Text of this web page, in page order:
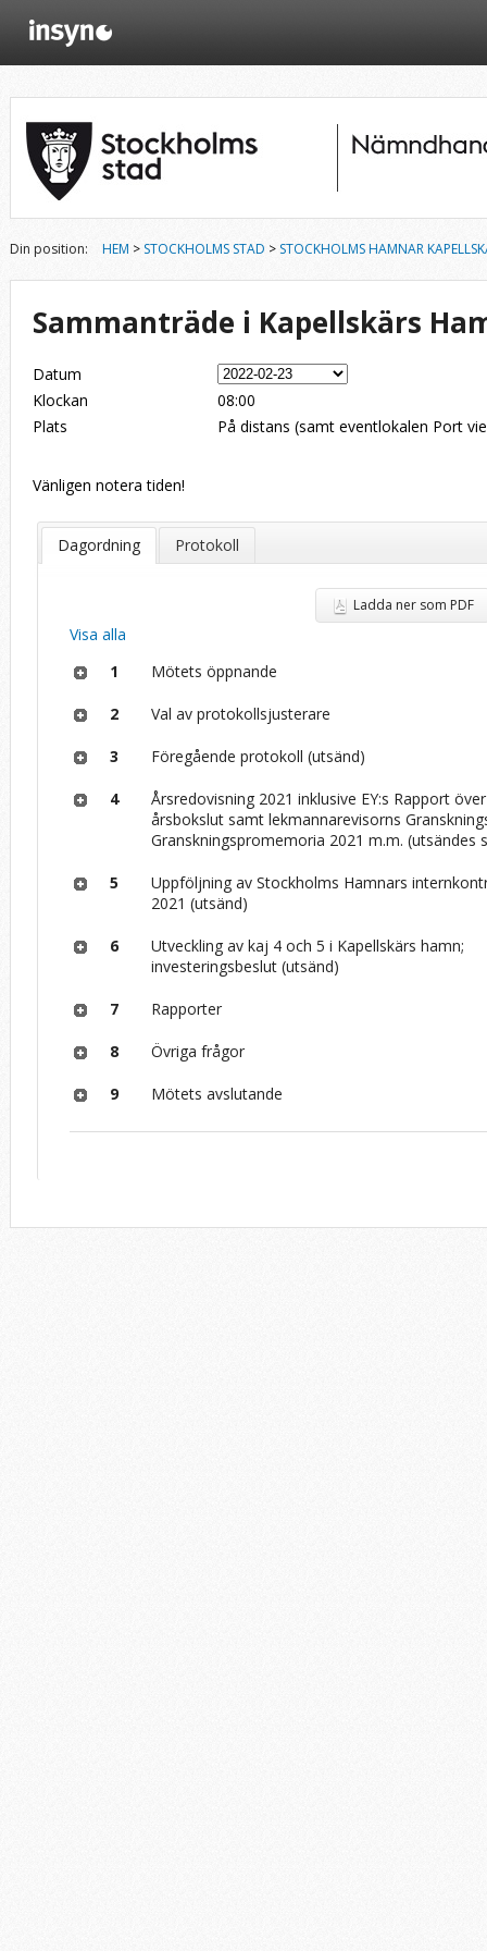
Din position: HEM > STOCKHOLMS STAD > STOCKHOLMS HAMNAR
Sammanträde i Kapellskärs
Datum
Klockan
08:00
Plats
På distans (samt eventlokalen Port
Vänligen notera tiden!
Dagordning Protokoll
Ladda ner som PDF
Visa alla
1
Mötets öppnande
2 Val av protokollsjusterare
3 Föregående protokoll (utsänd)
4
Årsredovisning 2021 inklusive EY:s Rapport
årsbokslut samt lekmannarevisorns
Granskningspromemoria 2021 m.m. (utsändes
5
Uppföljning av Stockholms Hamnars
2021 (utsänd)
6
Utveckling av kaj 4 och 5 i Kapellskärs hamn;
investeringsbeslut (utsänd)
7 Rapporter
8 Övriga frågor
9 Mötets avslutande